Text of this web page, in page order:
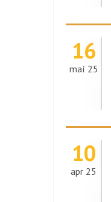
16
maí 25
10
apr 25